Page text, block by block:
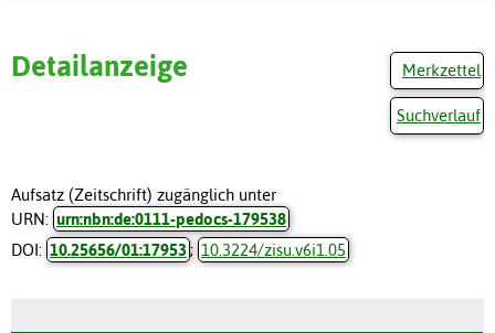
Merkzettel
Suchverlauf
Detailanzeige
Aufsatz (Zeitschrift) zugänglich unter
URN: urn:nbn:de:0111-pedocs-179538
DOI: 10.25656/01:17953; 10.3224/zisu.v6i1.05